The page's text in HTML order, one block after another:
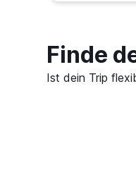
Finde
Ist dein Trip